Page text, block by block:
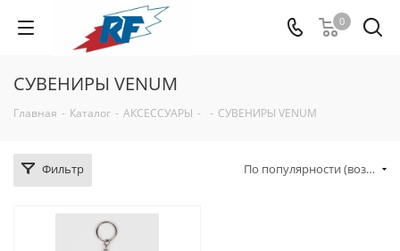
0
СУВЕНИРЫ VENUM
Главная - Каталог - АКСЕССУАРЫ - - СУВЕНИРЫ VENUM
Фильтр По популярности (возрастание)